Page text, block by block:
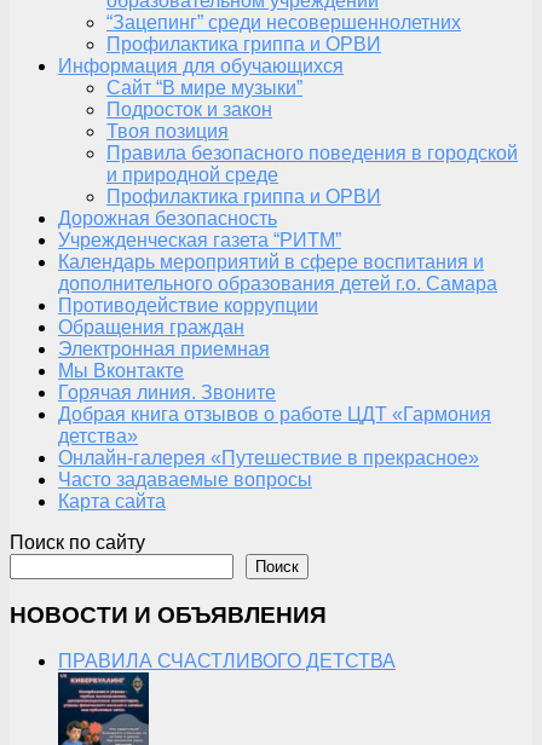
“Зацепинг” среди несовершеннолетних
Профилактика гриппа и ОРВИ
Информация для обучающихся
Сайт “В мире музыки”
Подросток и закон
Твоя позиция
Правила безопасного поведения в городской
и природной среде
Профилактика гриппа и ОРВИ
Дорожная безопасность
Учрежденческая газета “РИТМ”
Календарь мероприятий в сфере воспитания и
дополнительного образования детей г.о. Самара
Противодействие коррупции
Обращения граждан
Электронная приемная
Мы Вконтакте
Горячая линия. Звоните
Добрая книга отзывов о работе ЦДТ «Гармония
детства»
Онлайн-галерея «Путешествие в прекрасное»
Часто задаваемые вопросы
Карта сайта
Поиск по сайту
Поиск
НОВОСТИ И ОБЪЯВЛЕНИЯ
ПРАВИЛА СЧАСТЛИВОГО ДЕТСТВА